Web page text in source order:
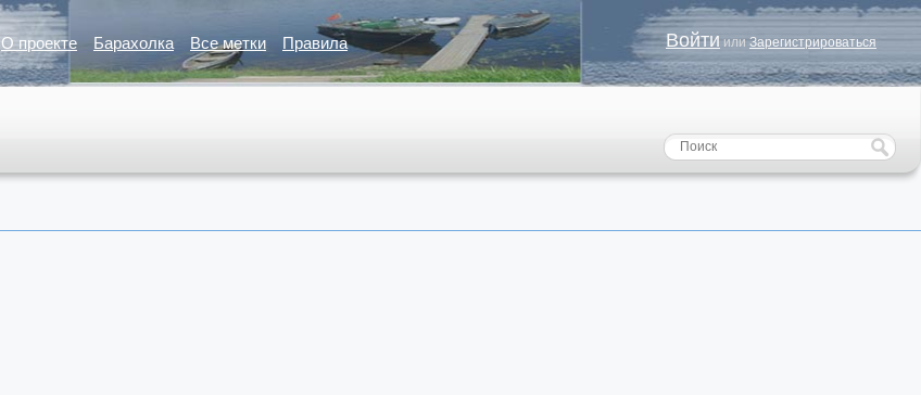
О проекте Барахолка Все метки Правила Войти или Зарегистрироваться